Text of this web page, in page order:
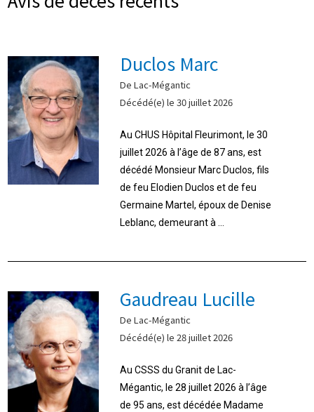
Duclos Marc
De Lac-Mégantic
Décédé(e) le 30 juillet 2026
Au CHUS Hôpital Fleurimont, le 30
juillet 2026 à l’âge de 87 ans, est
décédé Monsieur Marc Duclos, fils
de feu Elodien Duclos et de feu
Germaine Martel, époux de Denise
Leblanc, demeurant à ...
Gaudreau Lucille
De Lac-Mégantic
Décédé(e) le 28 juillet 2026
Au CSSS du Granit de Lac-
Mégantic, le 28 juillet 2026 à l’âge
de 95 ans, est décédée Madame